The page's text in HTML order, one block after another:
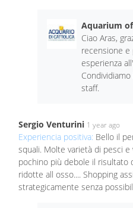
Aquarium
Ciao Aras,
recensione e
esperienza
staff.
Sergio Venturini 1 year ago
Experiencia positiva: Bello il
squali. Molte varietà di pesci
pochino più debole il risultato
ridotte all osso.... Shopping
strategicamente senza